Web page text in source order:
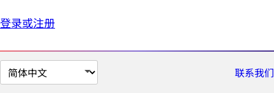
登录或注册
切
换
联系我们